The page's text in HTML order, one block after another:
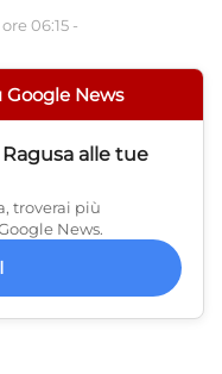
06:15 -
News
alle tue
troverai più
News.